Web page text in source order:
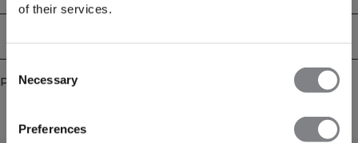
of their services.
Consent
Selection
Necessary
Preferences
88% Polyamide, 12% Elastan
Produits similaires